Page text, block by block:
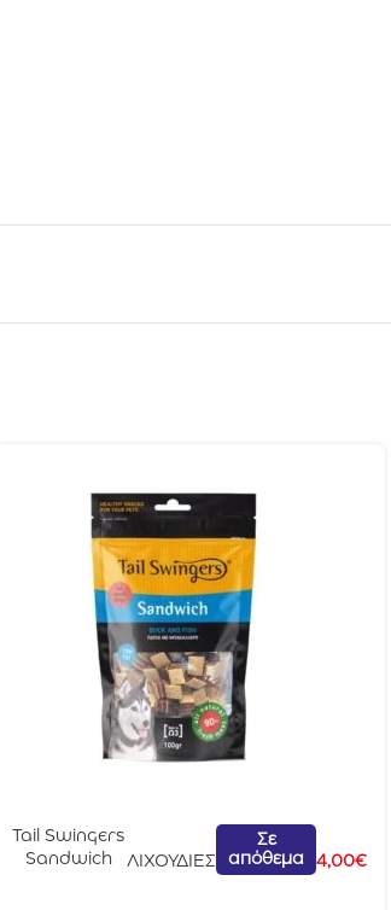
Tail Swingers
Sandwich
ΛΙΧΟΥΔΙΕΣ
Σε
απόθεμα
4,00€